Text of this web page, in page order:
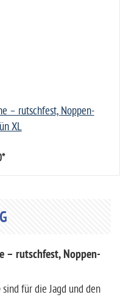
– rutschfest, Noppen-
XL
*
– rutschfest, Noppen-
sind für die Jagd und den